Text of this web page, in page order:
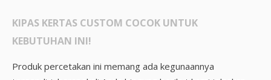
KIPAS KERTAS CUSTOM COCOK UNTUK
KEBUTUHAN INI!
Produk percetakan ini memang ada kegunaannya